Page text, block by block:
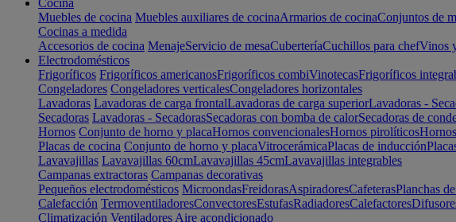
Cocina
Muebles de cocina Muebles auxiliares de cocinaArmarios de cocinaConjuntos de
Cocinas a medida
Accesorios de cocina MenajeServicio de mesaCuberteríaCuchillos para chefVinos
Electrodomésticos
Frigoríficos Frigoríficos americanosFrigoríficos combiVinotecasFrigoríficos
Congeladores Congeladores verticalesCongeladores horizontales
Lavadoras Lavadoras de carga frontalLavadoras de carga superiorLavadoras -
Secadoras Lavadoras - SecadorasSecadoras con bomba de calorSecadoras de
Hornos Conjunto de horno y placaHornos convencionalesHornos pirolíticos
Placas de cocina Conjunto de horno y placaVitrocerámicaPlacas de inducción
Lavavajillas Lavavajillas 60cmLavavajillas 45cmLavavajillas integrables
Campanas extractoras Campanas decorativas
Pequeños electrodomésticos MicroondasFreidorasAspiradoresCafeterasPlanchas
Calefacción TermoventiladoresConvectoresEstufasRadiadoresCalefactores
Climatización Ventiladores Aire acondicionado